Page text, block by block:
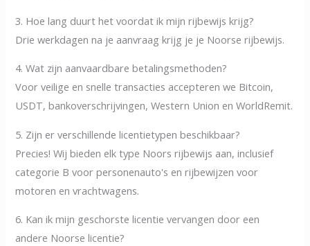
3. Hoe lang duurt het voordat ik mijn rijbewijs krijg?
Drie werkdagen na je aanvraag krijg je je Noorse rijbewijs.
4. Wat zijn aanvaardbare betalingsmethoden?
Voor veilige en snelle transacties accepteren we Bitcoin,
USDT, bankoverschrijvingen, Western Union en WorldRemit.
5. Zijn er verschillende licentietypen beschikbaar?
Precies! Wij bieden elk type Noors rijbewijs aan, inclusief
categorie B voor personenauto's en rijbewijzen voor
motoren en vrachtwagens.
6. Kan ik mijn geschorste licentie vervangen door een
andere Noorse licentie?